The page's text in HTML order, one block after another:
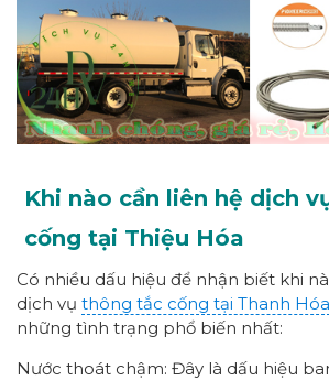
Khi nào cần liên hệ dịch
cống tại Thiệu Hóa
Có nhiều dấu hiệu để nhận biết khi
dịch vụ thông tắc cống tại Thanh Hóa
những tình trạng phổ biến nhất:
Nước thoát chậm: Đây là dấu hiệu